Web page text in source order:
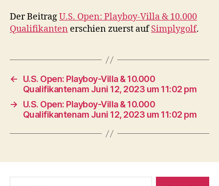
Der BeitragU.S. Open: Playboy-Villa & 10.000
Qualifikanten erschien zuerst aufSimplygolf.
←
U.S. Open: Playboy-Villa & 10.000
Qualifikantenam Juni 12, 2023 um 11:02 pm
→
U.S. Open: Playboy-Villa & 10.000
Qualifikantenam Juni 12, 2023 um 11:02 pm